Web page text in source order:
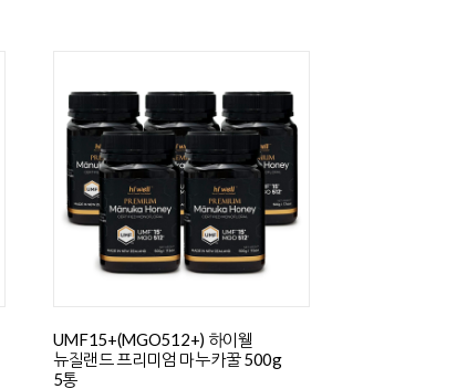
UMF15+(MGO512+) 하이웰
뉴질랜드 프리미엄 마누카꿀 500g
5통